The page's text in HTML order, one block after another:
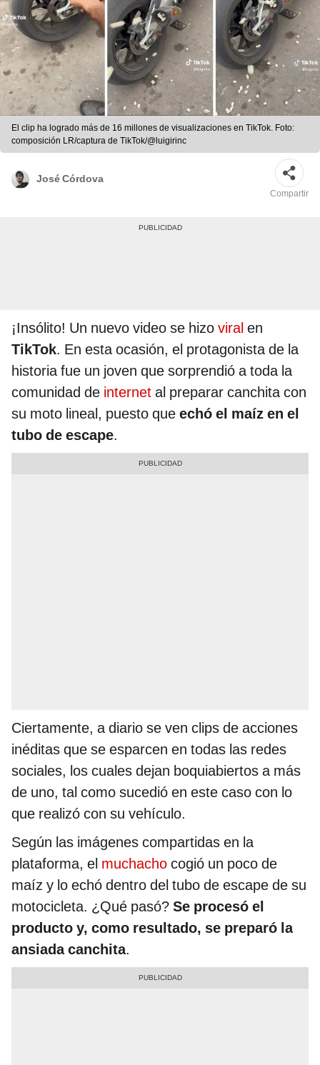
El clip ha logrado más de 16 millones de visualizaciones en TikTok. Foto:
composición LR/captura de TikTok/@luigirinc
José Córdova
Compartir
¡Insólito! Un nuevo video se hizo viral en
TikTok. En esta ocasión, el protagonista de la
historia fue un joven que sorprendió a toda la
comunidad de internet al preparar canchita con
su moto lineal, puesto que echó el maíz en el
tubo de escape.
Ciertamente, a diario se ven clips de acciones
inéditas que se esparcen en todas las redes
sociales, los cuales dejan boquiabiertos a más
de uno, tal como sucedió en este caso con lo
que realizó con su vehículo.
Según las imágenes compartidas en la
plataforma, el muchacho cogió un poco de
maíz y lo echó dentro del tubo de escape de su
motocicleta. ¿Qué pasó? Se procesó el
producto y, como resultado, se preparó la
ansiada canchita.